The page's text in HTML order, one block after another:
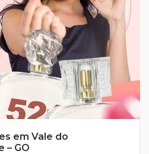
em Vale do
– GO